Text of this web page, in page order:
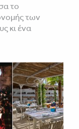
το
των
κι ένα